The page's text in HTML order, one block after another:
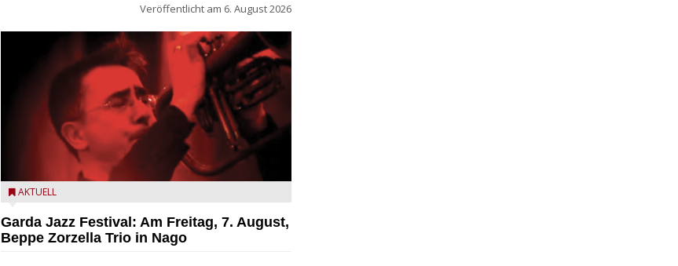
Veröffentlicht am 6. August 2026
Beppe Zorzella Trio zu Gast beim Garda Jazz Festival
AKTUELL
Garda Jazz Festival: Am Freitag, 7. August,
Beppe Zorzella Trio in Nago